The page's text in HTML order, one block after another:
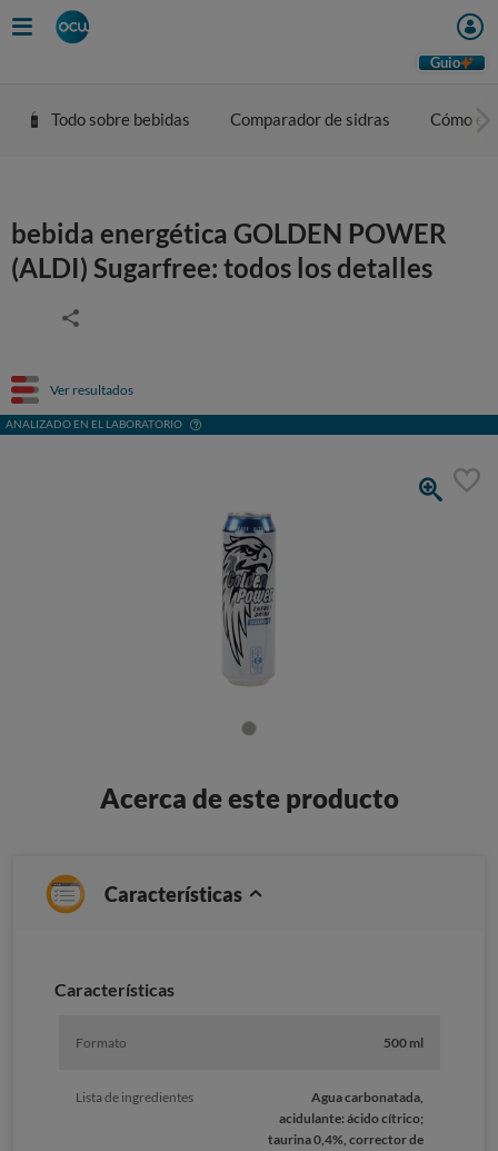
Guio
Todo sobre bebidas Comparador de sidras Cómo
bebida energética GOLDEN POWER
(ALDI) Sugarfree: todos los detalles
Ver resultados
ANALIZADO EN EL LABORATORIO
Acerca de este producto
Características
Caracterí­sticas
Formato 500 ml
Lista de ingredientes
Agua carbonatada,
acidulante: ácido cítrico;
taurina 0,4%, corrector de